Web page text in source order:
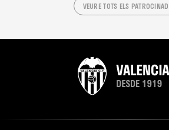
VEURE TOTS ELS